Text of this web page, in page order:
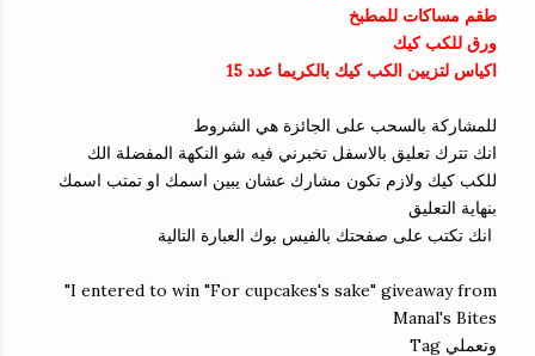
طقم مساكات للمطبخ
ورق للكب كيك
اكياس لتزيين الكب كيك بالكريما عدد 15
للمشاركة بالسحب على الجائزة هي الشروط
للكب كيك ولازم تكون مشارك عشان يبين اسمك او تمتب اسمك
بنهاية التعليق
"I entered to win "For cupcakes's sake" giveaway from
Manal's Bites
وتعملي Tag